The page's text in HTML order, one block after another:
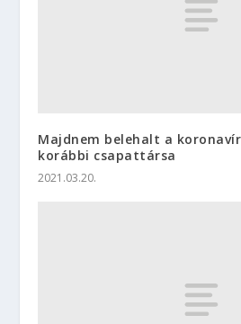
Majdnem belehalt a
korábbi csapattársa
2021.03.20.